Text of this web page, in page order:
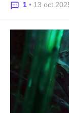
1 • 13 oct